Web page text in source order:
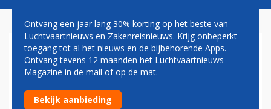
EXTRA BEWAKING SCHIPHOL
NA ALARM OVER
TERREURDREIGING
Ontvang een jaar lang 30% korting op het beste van
Luchtvaartnieuws en Zakenreisnieuws. Krijg onbeperkt
toegang tot al het nieuws en de bijbehorende Apps.
Ontvang tevens 12 maanden het Luchtvaartnieuws
Magazine in de mail of op de mat.
Bekijk aanbieding